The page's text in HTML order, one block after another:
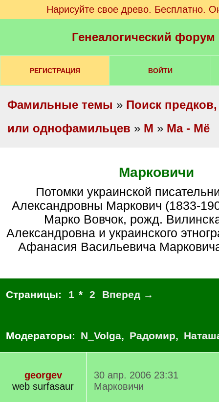
Нарисуйте свое древо. Бесплатно.
Генеалогический
РЕГИСТРАЦИЯ ВОЙТИ
Фамильные темы » Поиск
или однофамильцев » М » Ма - Мё
Марковичи
Потомки украинской писательницы Марии
Александровны Маркович (1833-
Марко Вовчок, рожд.
Александровна и украинского
Афанасия Васильевича
Страницы: 1 * 2 Вперед →
Модераторы: N_Volga, Радомир,
georgev
web surfasaur
30 апр. 2006 23:31
Марковичи